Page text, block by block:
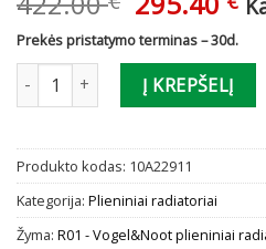
price
was:
422.00 €.
is:
Prekės pristatymo terminas – 30d.
produkto kiekis: Radiatorius
Į KREPŠELĮ
Produkto kodas: 10A22911
Kategorija: Plieniniai radiatoriai
Žyma: R01 - Vogel&Noot plieniniai